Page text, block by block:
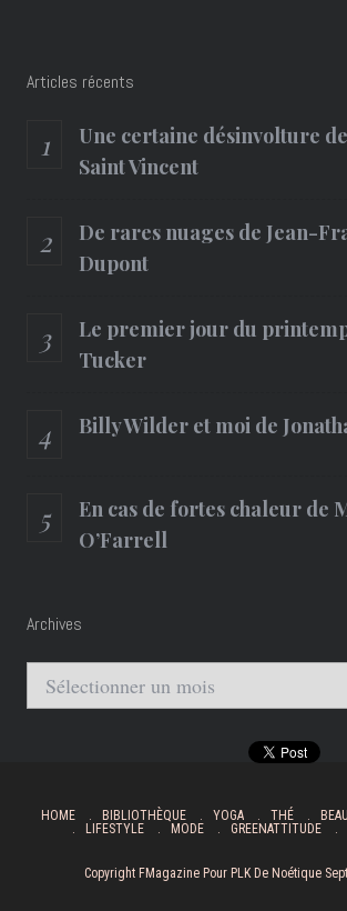
Articles récents
Une certaine désinvolture
Saint Vincent
De rares nuages de Jean-
Dupont
Le premier jour du
Tucker
Billy Wilder et moi de
En cas de fortes chaleur de
O’Farrell
Archives
Archives
HOME BIBLIOTHÈQUE YOGA THÉ
LIFESTYLE
MODE GREENATTITUDE
Copyright FMagazine Pour PLK De Noétique